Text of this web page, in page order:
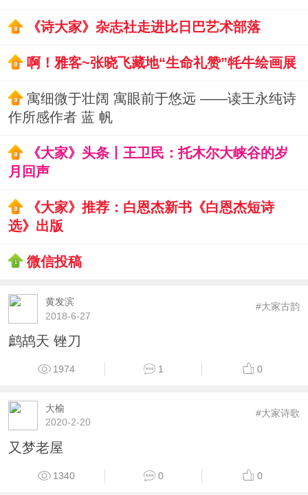
《诗大家》杂志社走进比日巴艺术部落
啊！雅客~张晓飞藏地“生命礼赞”牦牛绘画展
寓细微于壮阔 寓眼前于悠远 ——读王永纯诗
作所感作者 蓝 帆
《大家》头条丨王卫民：托木尔大峡谷的岁
月回声
《大家》推荐：白恩杰新书《白恩杰短诗
选》出版
微信投稿
黄发滨
2018-6-27
#大家古韵
鹧鸪天 锉刀
1974 1 0
大榆
2020-2-20
#大家诗歌
又梦老屋
1340 0 0